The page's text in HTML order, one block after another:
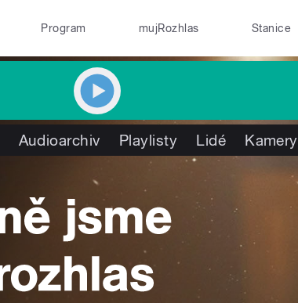
Program mujRozhlas Stanice
Audioarchiv Playlisty Lidé Kamery